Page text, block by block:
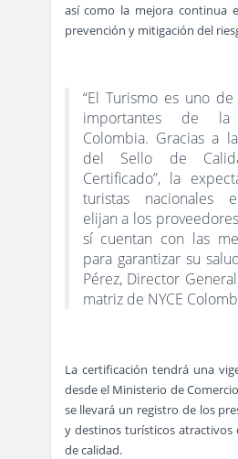
así como la mejora continua
prevención y mitigación del
“El Turismo es uno
importantes de
Colombia. Gracias a
del Sello de
Certificado”, la
turistas nacionales
elijan a los
sí cuentan con las
para garantizar su
Pérez, Director
matriz de NYCE
La certificación tendrá una
desde el Ministerio de
se llevará un registro de los
y destinos turísticos atractivos
de calidad.